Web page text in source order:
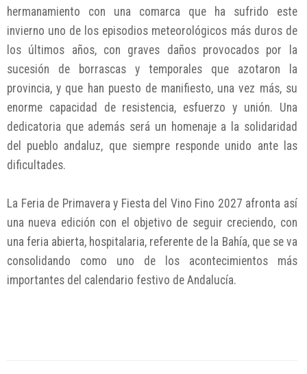
hermanamiento con una comarca que ha sufrido este
invierno uno de los episodios meteorológicos más duros de
los últimos años, con graves daños provocados por la
sucesión de borrascas y temporales que azotaron la
provincia, y que han puesto de manifiesto, una vez más, su
enorme capacidad de resistencia, esfuerzo y unión. Una
dedicatoria que además será un homenaje a la solidaridad
del pueblo andaluz, que siempre responde unido ante las
dificultades.
La Feria de Primavera y Fiesta del Vino Fino 2027 afronta así
una nueva edición con el objetivo de seguir creciendo, con
una feria abierta, hospitalaria, referente de la Bahía, que se va
consolidando como uno de los acontecimientos más
importantes del calendario festivo de Andalucía.